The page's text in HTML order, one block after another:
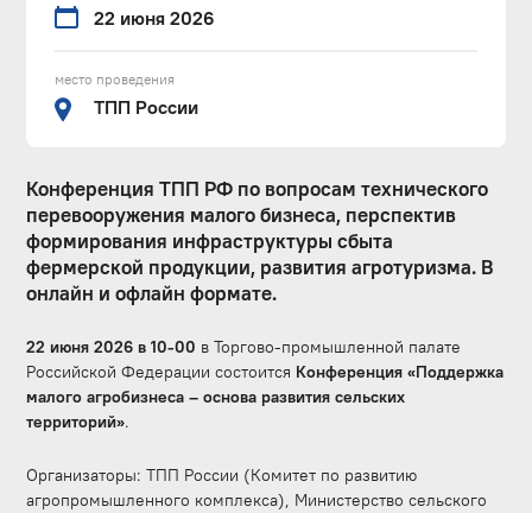
22 июня 2026
место проведения
ТПП России
Конференция ТПП РФ по вопросам технического
перевооружения малого бизнеса, перспектив
формирования инфраструктуры сбыта
фермерской продукции, развития агротуризма. В
онлайн и офлайн формате.
22 июня 2026 в 10-00 в Торгово-промышленной палате
Российской Федерации состоится Конференция «Поддержка
малого агробизнеса – основа развития сельских
территорий».
Организаторы: ТПП России (Комитет по развитию
агропромышленного комплекса), Министерство сельского